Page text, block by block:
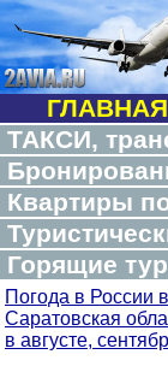
ГЛАВНАЯ
ТАКСИ,
Квартиры
Горящие
Погода в России
Саратовская
в августе,